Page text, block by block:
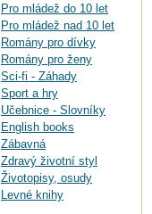
Pro mládež do 10 let
Pro mládež nad 10 let
Romány pro dívky
Romány pro ženy
Sci-fi - Záhady
Sport a hry
Učebnice - Slovníky
English books
Zábavná
Zdravý životní styl
Životopisy, osudy
Levné knihy